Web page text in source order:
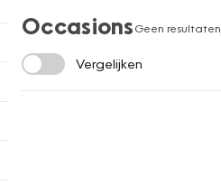
OccasionsGeen resultaten
Vergelijken